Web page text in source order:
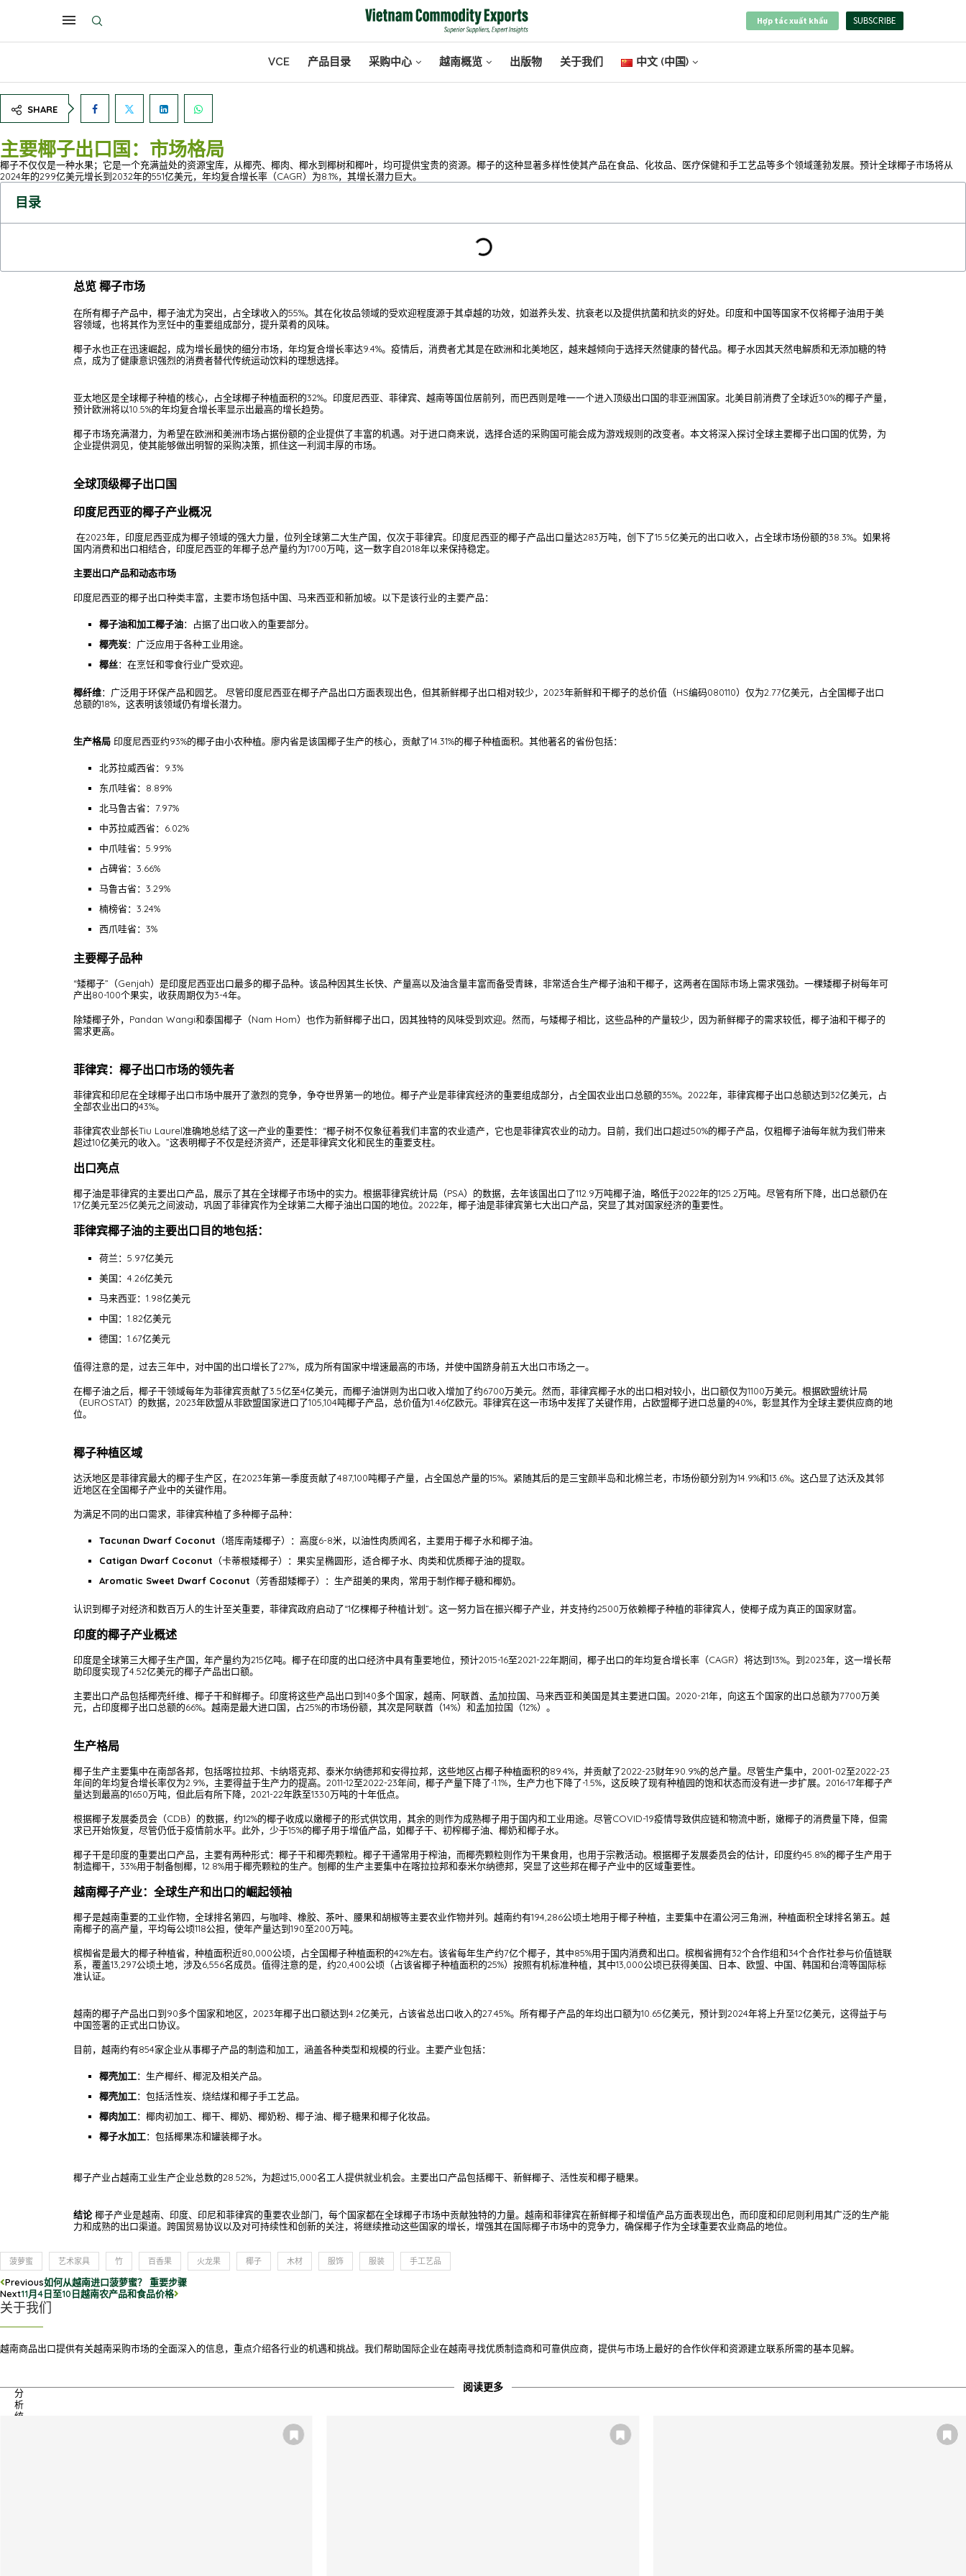
Hợp tác xuất khẩu SUBSCRIBE
VCE 产品目录 采购中心 越南概览 出版物 关于我们 中文 (中国)
SHARE
主要椰子出口国：市场格局
椰子不仅仅是一种水果；它是一个充满益处的资源宝库，从椰壳、椰肉、椰水到椰树和椰叶，均可提供宝贵的资源。椰子的这种显著多样性使其产品在食品、化妆品、医疗保健和手工艺品等多个领域蓬勃发展。预计全球椰子市场将从
2024年的299亿美元增长到2032年的551亿美元，年均复合增长率（CAGR）为8.1%，其增长潜力巨大。
目录
总览 椰子市场
在所有椰子产品中，椰子油尤为突出，占全球收入的55%。其在化妆品领域的受欢迎程度源于其卓越的功效，如滋养头发、抗衰老以及提供抗菌和抗炎的好处。印度和中国等国家不仅将椰子油用于美
容领域，也将其作为烹饪中的重要组成部分，提升菜肴的风味。
椰子水也正在迅速崛起，成为增长最快的细分市场，年均复合增长率达9.4%。疫情后，消费者尤其是在欧洲和北美地区，越来越倾向于选择天然健康的替代品。椰子水因其天然电解质和无添加糖的特
点，成为了健康意识强烈的消费者替代传统运动饮料的理想选择。
亚太地区是全球椰子种植的核心，占全球椰子种植面积的32%。印度尼西亚、菲律宾、越南等国位居前列，而巴西则是唯一一个进入顶级出口国的非亚洲国家。北美目前消费了全球近30%的椰子产量，
预计欧洲将以10.5%的年均复合增长率显示出最高的增长趋势。
椰子市场充满潜力，为希望在欧洲和美洲市场占据份额的企业提供了丰富的机遇。对于进口商来说，选择合适的采购国可能会成为游戏规则的改变者。本文将深入探讨全球主要椰子出口国的优势，为
企业提供洞见，使其能够做出明智的采购决策，抓住这一利润丰厚的市场。
全球顶级椰子出口国
印度尼西亚的椰子产业概况
在2023年，印度尼西亚成为椰子领域的强大力量，位列全球第二大生产国，仅次于菲律宾。印度尼西亚的椰子产品出口量达283万吨，创下了15.5亿美元的出口收入，占全球市场份额的38.3%。如果将
国内消费和出口相结合，印度尼西亚的年椰子总产量约为1700万吨，这一数字自2018年以来保持稳定。
主要出口产品和动态市场
印度尼西亚的椰子出口种类丰富，主要市场包括中国、马来西亚和新加坡。以下是该行业的主要产品：
椰子油和加工椰子油：占据了出口收入的重要部分。
椰壳炭：广泛应用于各种工业用途。
椰丝：在烹饪和零食行业广受欢迎。
椰纤维：广泛用于环保产品和园艺。 尽管印度尼西亚在椰子产品出口方面表现出色，但其新鲜椰子出口相对较少，2023年新鲜和干椰子的总价值（HS编码080110）仅为2.77亿美元，占全国椰子出口
总额的18%，这表明该领域仍有增长潜力。
生产格局 印度尼西亚约93%的椰子由小农种植。廖内省是该国椰子生产的核心，贡献了14.31%的椰子种植面积。其他著名的省份包括：
北苏拉威西省：9.3%
东爪哇省：8.89%
北马鲁古省：7.97%
中苏拉威西省：6.02%
中爪哇省：5.99%
占碑省：3.66%
马鲁古省：3.29%
楠榜省：3.24%
西爪哇省：3%
主要椰子品种
“矮椰子”（Genjah）是印度尼西亚出口最多的椰子品种。该品种因其生长快、产量高以及油含量丰富而备受青睐，非常适合生产椰子油和干椰子，这两者在国际市场上需求强劲。一棵矮椰子树每年可
产出80-100个果实，收获周期仅为3-4年。
除矮椰子外，Pandan Wangi和泰国椰子（Nam Hom）也作为新鲜椰子出口，因其独特的风味受到欢迎。然而，与矮椰子相比，这些品种的产量较少，因为新鲜椰子的需求较低，椰子油和干椰子的
需求更高。
菲律宾：椰子出口市场的领先者
菲律宾和印尼在全球椰子出口市场中展开了激烈的竞争，争夺世界第一的地位。椰子产业是菲律宾经济的重要组成部分，占全国农业出口总额的35%。2022年，菲律宾椰子出口总额达到32亿美元，占
全部农业出口的43%。
菲律宾农业部长Tiu Laurel准确地总结了这一产业的重要性：“椰子树不仅象征着我们丰富的农业遗产，它也是菲律宾农业的动力。目前，我们出口超过50%的椰子产品，仅粗椰子油每年就为我们带来
超过10亿美元的收入。”这表明椰子不仅是经济资产，还是菲律宾文化和民生的重要支柱。
出口亮点
椰子油是菲律宾的主要出口产品，展示了其在全球椰子市场中的实力。根据菲律宾统计局（PSA）的数据，去年该国出口了112.9万吨椰子油，略低于2022年的125.2万吨。尽管有所下降，出口总额仍在
17亿美元至25亿美元之间波动，巩固了菲律宾作为全球第二大椰子油出口国的地位。2022年，椰子油是菲律宾第七大出口产品，突显了其对国家经济的重要性。
菲律宾椰子油的主要出口目的地包括：
荷兰：5.97亿美元
美国：4.26亿美元
马来西亚：1.98亿美元
中国：1.82亿美元
德国：1.67亿美元
值得注意的是，过去三年中，对中国的出口增长了27%，成为所有国家中增速最高的市场，并使中国跻身前五大出口市场之一。
在椰子油之后，椰子干领域每年为菲律宾贡献了3.5亿至4亿美元，而椰子油饼则为出口收入增加了约6700万美元。然而，菲律宾椰子水的出口相对较小，出口额仅为1100万美元。根据欧盟统计局
（EUROSTAT）的数据，2023年欧盟从非欧盟国家进口了105,104吨椰子产品，总价值为1.46亿欧元。菲律宾在这一市场中发挥了关键作用，占欧盟椰子进口总量的40%，彰显其作为全球主要供应商的地
位。
椰子种植区域
达沃地区是菲律宾最大的椰子生产区，在2023年第一季度贡献了487,100吨椰子产量，占全国总产量的15%。紧随其后的是三宝颜半岛和北棉兰老，市场份额分别为14.9%和13.6%。这凸显了达沃及其邻
近地区在全国椰子产业中的关键作用。
为满足不同的出口需求，菲律宾种植了多种椰子品种：
Tacunan Dwarf Coconut （塔库南矮椰子）：高度6-8米，以油性肉质闻名，主要用于椰子水和椰子油。
Catigan Dwarf Coconut （卡蒂根矮椰子）：果实呈椭圆形，适合椰子水、肉类和优质椰子油的提取。
Aromatic Sweet Dwarf Coconut （芳香甜矮椰子）：生产甜美的果肉，常用于制作椰子糖和椰奶。
认识到椰子对经济和数百万人的生计至关重要，菲律宾政府启动了“1亿棵椰子种植计划”。这一努力旨在振兴椰子产业，并支持约2500万依赖椰子种植的菲律宾人，使椰子成为真正的国家财富。
印度的椰子产业概述
印度是全球第三大椰子生产国，年产量约为215亿吨。椰子在印度的出口经济中具有重要地位，预计2015-16至2021-22年期间，椰子出口的年均复合增长率（CAGR）将达到13%。到2023年，这一增长帮
助印度实现了4.52亿美元的椰子产品出口额。
主要出口产品包括椰壳纤维、椰子干和鲜椰子。印度将这些产品出口到140多个国家，越南、阿联酋、孟加拉国、马来西亚和美国是其主要进口国。2020-21年，向这五个国家的出口总额为7700万美
元，占印度椰子出口总额的66%。越南是最大进口国，占25%的市场份额，其次是阿联酋（14%）和孟加拉国（12%）。
生产格局
椰子生产主要集中在南部各邦，包括喀拉拉邦、卡纳塔克邦、泰米尔纳德邦和安得拉邦，这些地区占椰子种植面积的89.4%，并贡献了2022-23财年90.9%的总产量。尽管生产集中，2001-02至2022-23
年间的年均复合增长率仅为2.9%，主要得益于生产力的提高。2011-12至2022-23年间，椰子产量下降了-1.1%，生产力也下降了-1.5%，这反映了现有种植园的饱和状态而没有进一步扩展。2016-17年椰子产
量达到最高的1650万吨，但此后有所下降，2021-22年跌至1330万吨的十年低点。
根据椰子发展委员会（CDB）的数据，约12%的椰子收成以嫩椰子的形式供饮用，其余的则作为成熟椰子用于国内和工业用途。尽管COVID-19疫情导致供应链和物流中断，嫩椰子的消费量下降，但需
求已开始恢复，尽管仍低于疫情前水平。此外，少于15%的椰子用于增值产品，如椰子干、初榨椰子油、椰奶和椰子水。
椰子干是印度的重要出口产品，主要有两种形式：椰子干和椰壳颗粒。椰子干通常用于榨油，而椰壳颗粒则作为干果食用，也用于宗教活动。根据椰子发展委员会的估计，印度约45.8%的椰子生产用于
制造椰干，33%用于制备刨椰，12.8%用于椰壳颗粒的生产。刨椰的生产主要集中在喀拉拉邦和泰米尔纳德邦，突显了这些邦在椰子产业中的区域重要性。
越南椰子产业：全球生产和出口的崛起领袖
椰子是越南重要的工业作物，全球排名第四，与咖啡、橡胶、茶叶、腰果和胡椒等主要农业作物并列。越南约有194,286公顷土地用于椰子种植，主要集中在湄公河三角洲，种植面积全球排名第五。越
南椰子的高产量，平均每公顷118公担，使年产量达到190至200万吨。
槟椥省是最大的椰子种植省，种植面积近80,000公顷，占全国椰子种植面积的42%左右。该省每年生产约7亿个椰子，其中85%用于国内消费和出口。槟椥省拥有32个合作组和34个合作社参与价值链联
系，覆盖13,297公顷土地，涉及6,556名成员。值得注意的是，约20,400公顷（占该省椰子种植面积的25%）按照有机标准种植，其中13,000公顷已获得美国、日本、欧盟、中国、韩国和台湾等国际标
准认证。
越南的椰子产品出口到90多个国家和地区，2023年椰子出口额达到4.2亿美元，占该省总出口收入的27.45%。所有椰子产品的年均出口额为10.65亿美元，预计到2024年将上升至12亿美元，这得益于与
中国签署的正式出口协议。
目前，越南约有854家企业从事椰子产品的制造和加工，涵盖各种类型和规模的行业。主要产业包括：
椰壳加工：生产椰纤、椰泥及相关产品。
椰壳加工：包括活性炭、烧结煤和椰子手工艺品。
椰肉加工：椰肉初加工、椰干、椰奶、椰奶粉、椰子油、椰子糖果和椰子化妆品。
椰子水加工：包括椰果冻和罐装椰子水。
椰子产业占越南工业生产企业总数的28.52%，为超过15,000名工人提供就业机会。主要出口产品包括椰干、新鲜椰子、活性炭和椰子糖果。
结论椰子产业是越南、印度、印尼和菲律宾的重要农业部门，每个国家都在全球椰子市场中贡献独特的力量。越南和菲律宾在新鲜椰子和增值产品方面表现出色，而印度和印尼则利用其广泛的生产能
力和成熟的出口渠道。跨国贸易协议以及对可持续性和创新的关注，将继续推动这些国家的增长，增强其在国际椰子市场中的竞争力，确保椰子作为全球重要农业商品的地位。
菠萝蜜 艺术家具 竹 百香果 火龙果 椰子 木材 服饰 服装 手工艺品
Previous如何从越南进口菠萝蜜？ 重要步骤
Next11月4日至10日越南农产品和食品价格
关于我们
越南商品出口提供有关越南采购市场的全面深入的信息，重点介绍各行业的机遇和挑战。 我们帮助国际企业在越南寻找优质制造商和可靠供应商，提供与市场上最好的合作伙伴和资源建立联系所需的基本见解。
分
析
统
阅读更多